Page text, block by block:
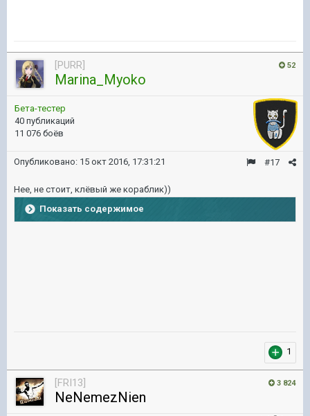
52
[PURR]
Marina_Myoko
Бета-тестер
40 публикаций
11 076 боёв
#17
Опубликовано: 15 окт 2016, 17:31:21
Нее, не стоит, клёвый же кораблик))
Показать содержимое
1
3 824
[FRI13]
NeNemezNien